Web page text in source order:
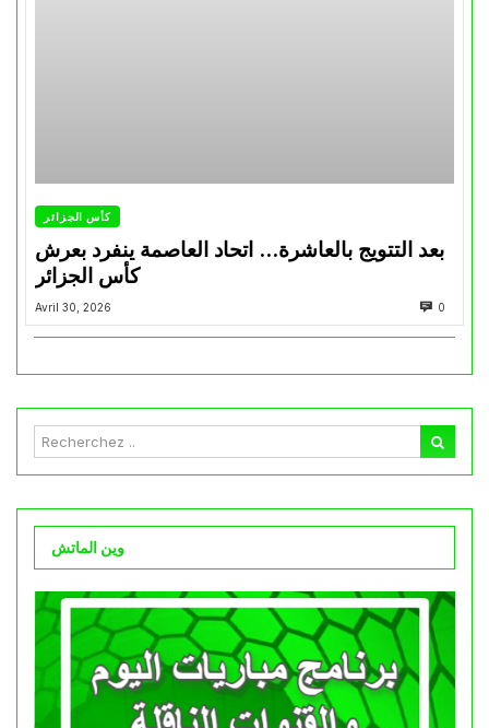
كأس الجزائر
بعد التتويج بالعاشرة… اتحاد العاصمة ينفرد بعرش
كأس الجزائر
Avril 30, 2026 0
وين الماتش